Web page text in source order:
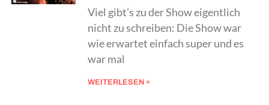
Viel gibt’s zu der Show eigentlich
nicht zu schreiben: Die Show war
wie erwartet einfach super und es
war mal
WEITERLESEN »